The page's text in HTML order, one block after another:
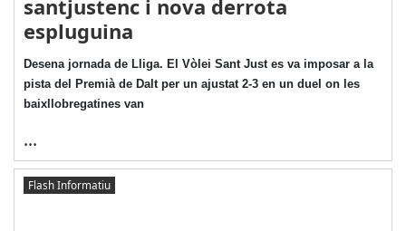
santjustenc i nova derrota
espluguina
Desena jornada de Lliga. El Vòlei Sant Just es va imposar a la
pista del Premià de Dalt per un ajustat 2-3 en un duel on les
baixllobregatines van
...
Flash Informatiu